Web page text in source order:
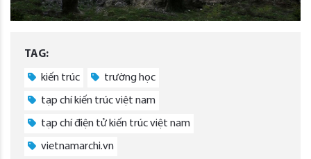
TAG:
kiến trúc trường học
tạp chí kiến trúc việt nam
tạp chí điện tử kiến trúc việt nam
vietnamarchi.vn